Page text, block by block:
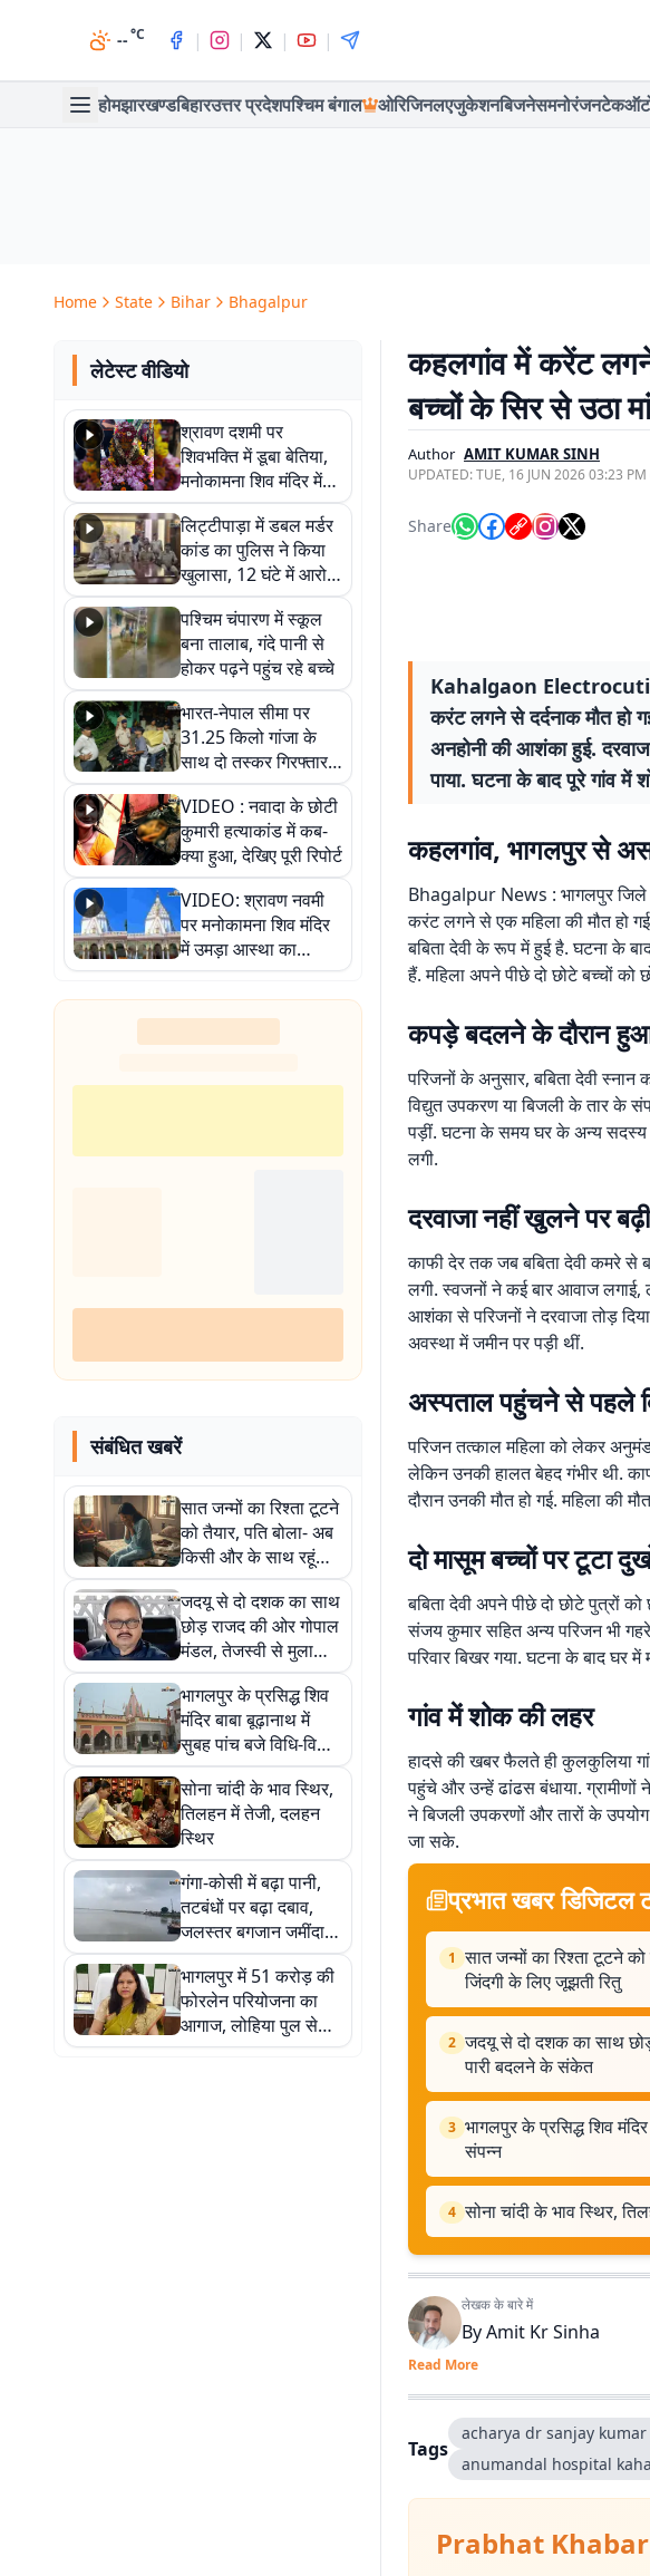
--°C | | | |
होमझारखण्डबिहारउत्तर प्रदेशपश्चिम बंगाल ओरिजिनलएजुकेशनबिजनेसमनोरंजनटेक
Home State Bihar Bhagalpur
लेटेस्ट वीडियो
श्रावण दशमी पर
शिवभक्ति में डूबा बेतिया,
मनोकामना शिव मंदिर में
हुआ भव्य श्रृंगार
लिट्टीपाड़ा में डबल मर्डर
कांड का पुलिस ने किया
खुलासा, 12 घंटे में आरोपी
गिरफ्तार
पश्चिम चंपारण में स्कूल
बना तालाब, गंदे पानी से
होकर पढ़ने पहुंच रहे बच्चे
भारत-नेपाल सीमा पर
31.25 किलो गांजा के
साथ दो तस्कर गिरफ्तार,
नेपाली नंबर की बाइक
जब्त
VIDEO : नवादा के छोटी
कुमारी हत्याकांड में कब-
क्या हुआ, देखिए पूरी रिपोर्ट
VIDEO: श्रावण नवमी
पर मनोकामना शिव मंदिर
में उमड़ा आस्था का
सैलाब, हर-हर महादेव के
जयघोष से गूंजा परिसर
संबंधित खबरें
सात जन्मों का रिश्ता टूटने
को तैयार, पति बोला- अब
किसी और के साथ रहूंगा,
बच्चों के बीच जिंदगी के
लिए जूझती रितु
जदयू से दो दशक का साथ
छोड़ राजद की ओर गोपाल
मंडल, तेजस्वी से मुलाकात
के बाद सियासी पारी
बदलने के संकेत
भागलपुर के प्रसिद्ध शिव
मंदिर बाबा बूढ़ानाथ में
सुबह पांच बजे विधि-विधान
के साथ सरकारी पूजा
संपन्न
सोना चांदी के भाव स्थिर,
तिलहन में तेजी, दलहन
स्थिर
गंगा-कोसी में बढ़ा पानी,
तटबंधों पर बढ़ा दबाव,
जलस्तर बगजान जमींदारी
बांध पर चेतावनी स्तर पार
भागलपुर में 51 करोड़ की
फोरलेन परियोजना का
आगाज, लोहिया पुल से
NH-80 बायपास तक
कहलगांव में करेंट लगने
बच्चों के सिर से उठा
Author AMIT KUMAR SINH
UPDATED:TUE, 16 JUN 2026 03:23 PM
Share
Kahalgaon
करंट लगने से दर्दनाक मौत हो
अनहोनी की आशंका हुई.
पाया. घटना के बाद पूरे गांव में
कहलगांव, भागलपुर से
Bhagalpur News : भागलपुर जिले
करंट लगने से एक महिला की मौत हो
बबिता देवी के रूप में हुई है. घटना के
हैं. महिला अपने पीछे दो छोटे बच्चों को
कपड़े बदलने के दौरान हुआ
परिजनों के अनुसार, बबिता देवी
विद्युत उपकरण या बिजली के तार के
पड़ीं. घटना के समय घर के अन्य
लगी.
दरवाजा नहीं खुलने पर
काफी देर तक जब बबिता देवी कमरे से
लगी. स्वजनों ने कई बार आवाज लगाई,
आशंका से परिजनों ने दरवाजा तोड़
अवस्था में जमीन पर पड़ी थीं.
अस्पताल पहुंचने से पहले
परिजन तत्काल महिला को लेकर
लेकिन उनकी हालत बेहद गंभीर थी.
दौरान उनकी मौत हो गई. महिला की
दो मासूम बच्चों पर टूटा
बबिता देवी अपने पीछे दो छोटे पुत्रों
संजय कुमार सहित अन्य परिजन भी
परिवार बिखर गया. घटना के बाद घर
गांव में शोक की लहर
हादसे की खबर फैलते ही कुलकुलिया
पहुंचे और उन्हें ढांढस बंधाया. ग्रामीणों
ने बिजली उपकरणों और तारों के
जा सके.
प्रभात खबर डिजिटल
1 सात जन्मों का रिश्ता टूटने
जिंदगी के लिए जूझती रितु
2 जदयू से दो दशक का साथ
पारी बदलने के संकेत
3 भागलपुर के प्रसिद्ध शिव
संपन्न
4 सोना चांदी के भाव स्थिर,
लेखक के बारे में
ByAmit Kr Sinha
Read More
Tags
acharya dr sanjay
anumandal hospital
Prabhat